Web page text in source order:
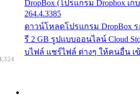
DropBox (โปรแกรม Dropbox เ
264.4.3385
ดาวน์โหลดโปรแกรม DropBox
รี 2 GB รูปแบบออนไลน์ Cloud
บไฟล์ แชร์ไฟล์ ต่างๆ ให้คนอื่น เ